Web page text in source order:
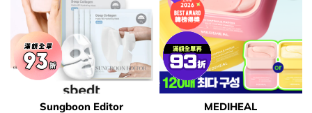
Sungboon Editor MEDIHEAL